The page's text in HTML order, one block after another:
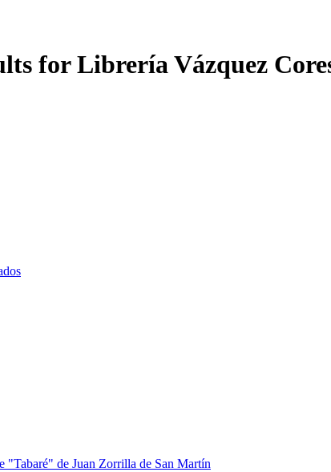
for Librería Vázquez
"Tabaré" de Juan Zorrilla de San Martín